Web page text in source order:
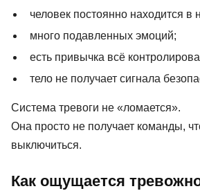
человек постоянно находится в
много подавленных эмоций;
есть привычка всё
тело не получает сигнала
Система тревоги не «ломается».
Она просто не получает команды,
выключиться.
Как ощущается